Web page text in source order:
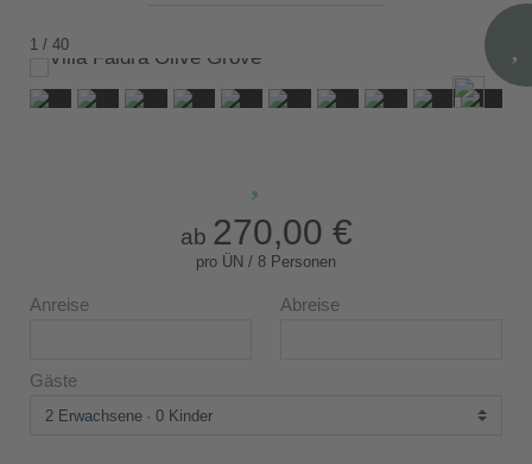
1 / 40
ab 270,00 €
pro ÜN / 8 Personen
Anreise Abreise
Gäste
2 Erwachsene 0 Kinder